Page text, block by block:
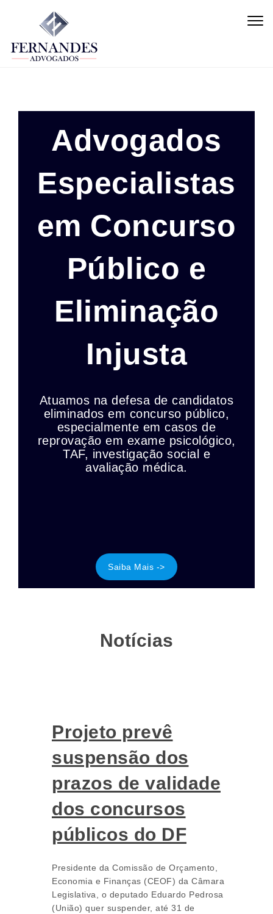
Skip to content
Advogados
Especialistas
em Concurso
Público e
Eliminação
Injusta
Atuamos na defesa de candidatos
eliminados em concurso público,
especialmente em casos de
reprovação em exame psicológico,
TAF, investigação social e
avaliação médica.
Saiba Mais ->
Notícias
Projeto prevê
suspensão dos
prazos de validade
dos concursos
públicos do DF
Presidente da Comissão de Orçamento,
Economia e Finanças (CEOF) da Câmara
Legislativa, o deputado Eduardo Pedrosa
(União) quer suspender, até 31 de